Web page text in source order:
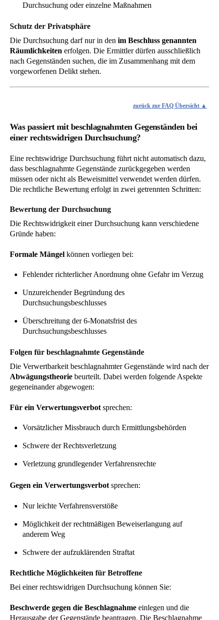
Durchsuchung oder einzelne Maßnahmen
Schutz der Privatsphäre
Die Durchsuchung darf nur in den im Beschluss genannten
Räumlichkeiten erfolgen. Die Ermittler dürfen ausschließlich
nach Gegenständen suchen, die im Zusammenhang mit dem
vorgeworfenen Delikt stehen.
zurück zur FAQ Übersicht
Was passiert mit beschlagnahmten Gegenständen bei
einer rechtswidrigen Durchsuchung?
Eine rechtswidrige Durchsuchung führt nicht automatisch dazu,
dass beschlagnahmte Gegenstände zurückgegeben werden
müssen oder nicht als Beweismittel verwendet werden dürfen.
Die rechtliche Bewertung erfolgt in zwei getrennten Schritten:
Bewertung der Durchsuchung
Die Rechtswidrigkeit einer Durchsuchung kann verschiedene
Gründe haben:
Formale Mängel können vorliegen bei:
Fehlender richterlicher Anordnung ohne Gefahr im Verzug
Unzureichender Begründung des
Durchsuchungsbeschlusses
Überschreitung der 6-Monatsfrist des
Durchsuchungsbeschlusses
Folgen für beschlagnahmte Gegenstände
Die Verwertbarkeit beschlagnahmter Gegenstände wird nach der
Abwägungstheorie beurteilt. Dabei werden folgende Aspekte
gegeneinander abgewogen:
Für ein Verwertungsverbot sprechen:
Vorsätzlicher Missbrauch durch Ermittlungsbehörden
Schwere der Rechtsverletzung
Verletzung grundlegender Verfahrensrechte
Gegen ein Verwertungsverbot sprechen:
Nur leichte Verfahrensverstöße
Möglichkeit der rechtmäßigen Beweiserlangung auf
anderem Weg
Schwere der aufzuklärenden Straftat
Rechtliche Möglichkeiten für Betroffene
Bei einer rechtswidrigen Durchsuchung können Sie:
Beschwerde gegen die Beschlagnahme einlegen und die
Herausgabe der Gegenstände beantragen. Die Beschlagnahme